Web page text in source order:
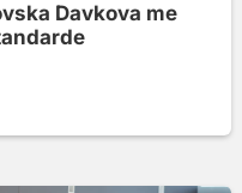
Davkova me